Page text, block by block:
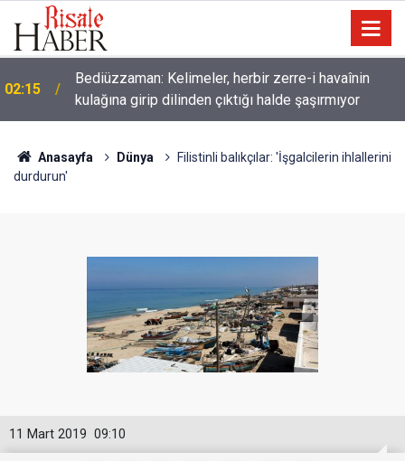
01:45
Müslümanlardan dilinizi çekin, onlardan biri
öldüğünde de
Anasayfa Dünya
Filistinli balıkçılar: 'İşgalcilerin ihlallerini
durdurun'
09:10
11 Mart 2019